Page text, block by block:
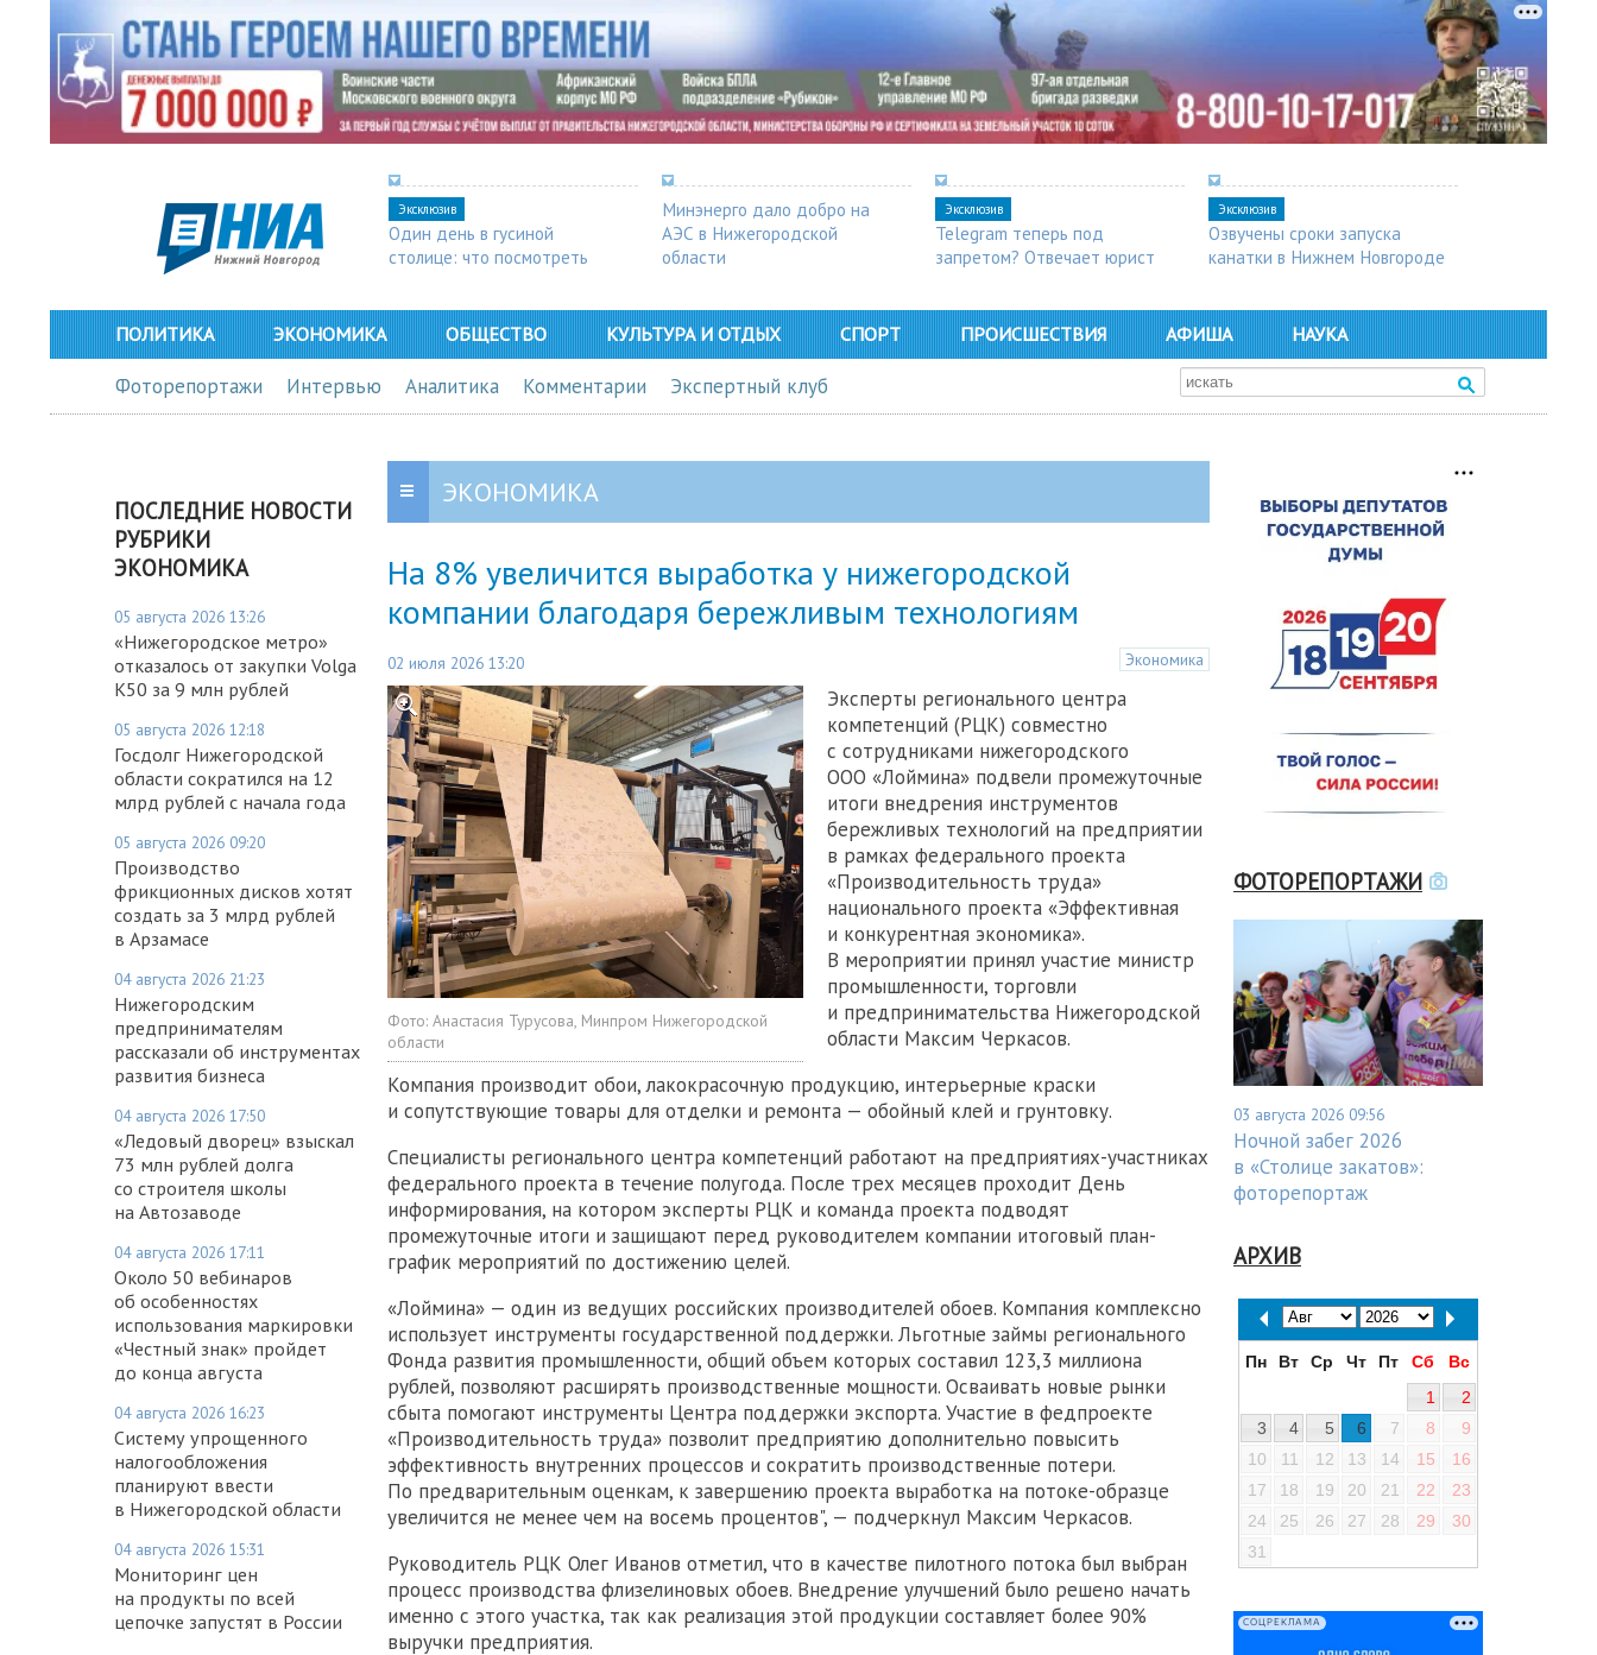
Эксклюзив
Один день в гусиной
столице: что посмотреть
Минэнерго дало добро на
АЭС в Нижегородской
области
Эксклюзив
Telegram теперь под
запретом? Отвечает юрист
Эксклюзив
Озвучены сроки запуска
канатки в Нижнем Новгороде
ПОЛИТИКА ЭКОНОМИКА ОБЩЕСТВО КУЛЬТУРА И ОТДЫХ СПОРТ ПРОИСШЕСТВИЯ АФИША НАУКА
Фоторепортажи Интервью Аналитика Комментарии Экспертный клуб
ПОСЛЕДНИЕ НОВОСТИ
РУБРИКИ
ЭКОНОМИКА
05 августа 2026 13:26
«Нижегородское метро»
отказалось от закупки Volga
K50 за 9 млн рублей
05 августа 2026 12:18
Госдолг Нижегородской
области сократился на 12
млрд рублей с начала года
05 августа 2026 09:20
Производство
фрикционных дисков хотят
создать за 3 млрд рублей
в Арзамасе
04 августа 2026 21:23
Нижегородским
предпринимателям
рассказали об инструментах
развития бизнеса
04 августа 2026 17:50
«Ледовый дворец» взыскал
73 млн рублей долга
со строителя школы
на Автозаводе
04 августа 2026 17:11
Около 50 вебинаров
об особенностях
использования маркировки
«Честный знак» пройдет
до конца августа
04 августа 2026 16:23
Систему упрощенного
налогообложения
планируют ввести
в Нижегородской области
04 августа 2026 15:31
Мониторинг цен
на продукты по всей
цепочке запустят в России
ЭКОНОМИКА
На 8% увеличится выработка у нижегородской
компании благодаря бережливым технологиям
02 июля 2026 13:20 Экономика
Фото: Анастасия Турусова, Минпром Нижегородской
области
Эксперты регионального центра
компетенций (РЦК) совместно
с сотрудниками нижегородского
ООО «Лоймина» подвели промежуточные
итоги внедрения инструментов
бережливых технологий на предприятии
в рамках федерального проекта
«Производительность труда»
национального проекта «Эффективная
и конкурентная экономика».
В мероприятии принял участие министр
промышленности, торговли
и предпринимательства Нижегородской
области Максим Черкасов.
Компания производит обои, лакокрасочную продукцию, интерьерные краски
и сопутствующие товары для отделки и ремонта — обойный клей и грунтовку.
Специалисты регионального центра компетенций работают на предприятиях-участниках
федерального проекта в течение полугода. После трех месяцев проходит День
информирования, на котором эксперты РЦК и команда проекта подводят
промежуточные итоги и защищают перед руководителем компании итоговый план-
график мероприятий по достижению целей.
«Лоймина» — один из ведущих российских производителей обоев. Компания комплексно
использует инструменты государственной поддержки. Льготные займы регионального
Фонда развития промышленности, общий объем которых составил 123,3 миллиона
рублей, позволяют расширять производственные мощности. Осваивать новые рынки
сбыта помогают инструменты Центра поддержки экспорта. Участие в федпроекте
«Производительность труда» позволит предприятию дополнительно повысить
эффективность внутренних процессов и сократить производственные потери.
По предварительным оценкам, к завершению проекта выработка на потоке-образце
увеличится не менее чем на восемь процентов", — подчеркнул Максим Черкасов.
Руководитель РЦК Олег Иванов отметил, что в качестве пилотного потока был выбран
процесс производства флизелиновых обоев. Внедрение улучшений было решено начать
именно с этого участка, так как реализация этой продукции составляет более 90%
выручки предприятия.
ФОТОРЕПОРТАЖИ
03 августа 2026 09:56
Ночной забег 2026
в «Столице закатов»:
фоторепортаж
АРХИВ
Пн Вт Ср Чт Пт Сб
Вс
1
2
3
4 5 6 7 8
9
10
11 12 13 14 15
16
17
18 19 20 21 22
23
24
25 26 27 28 29
30
31
СОЦРЕКЛАМА